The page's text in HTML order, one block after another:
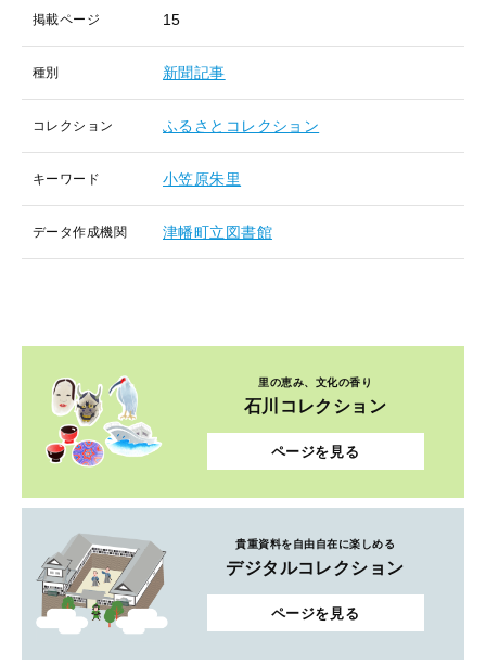
掲載ページ 15
種別 新聞記事
コレクション ふるさとコレクション
キーワード 小笠原朱里
データ作成機関 津幡町立図書館
里の恵み、文化の香り
石川コレクション
ページを見る
貴重資料を自由自在に楽しめる
デジタルコレクション
ページを見る